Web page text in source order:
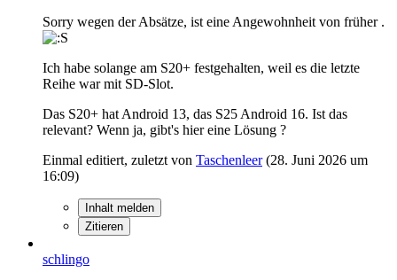
Sorry wegen der Absätze, ist eine Angewohnheit von früher .
Ich habe solange am S20+ festgehalten, weil es die letzte
Reihe war mit SD-Slot.
Das S20+ hat Android 13, das S25 Android 16. Ist das
relevant? Wenn ja, gibt's hier eine Lösung ?
Einmal editiert, zuletzt von Taschenleer(28. Juni 2026 um
16:09)
Inhalt melden
Zitieren
schlingo